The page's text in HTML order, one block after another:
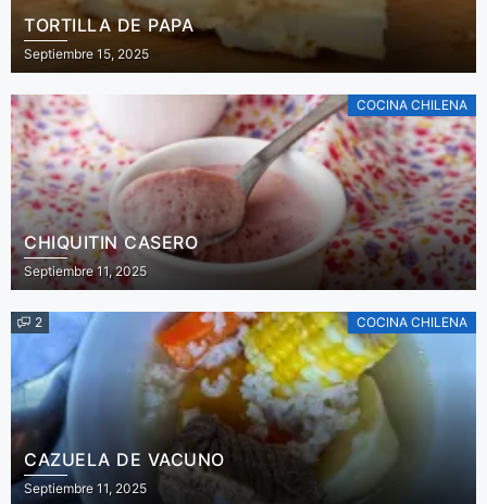
TORTILLA DE PAPA
Septiembre 15, 2025
COCINA CHILENA
CHIQUITIN CASERO
Septiembre 11, 2025
2 COCINA CHILENA
CAZUELA DE VACUNO
Septiembre 11, 2025